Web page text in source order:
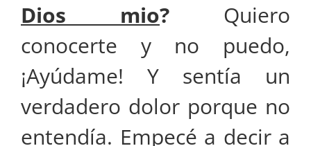
Dios mio? Quiero
conocerte y no puedo,
¡Ayúdame! Y sentía un
verdadero dolor porque no
entendía. Empecé a decir a